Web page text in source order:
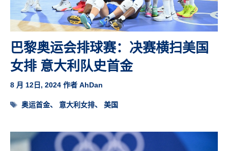
巴黎奥运会排球赛：决赛横扫美国
女排 意大利队史首金
8 月 12日, 2024 作者 AhDan
标
奥运首金、 意大利女排、美国